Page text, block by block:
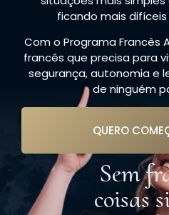
ficando mais
Com o Programa Francês
francês que precisa para
segurança, autonomia e
de ninguém
QUERO
Sem
coisas